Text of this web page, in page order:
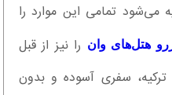
می‌شود تمامی این موارد را
هتل‌های وان را نیز از قبل
سفری آسوده و بدون